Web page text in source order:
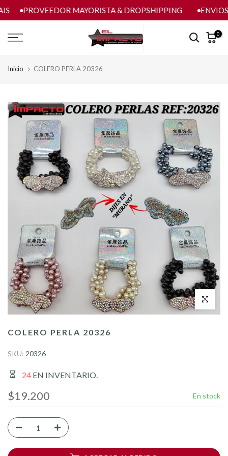
saltar
al
contenido
PROVEEDOR MAYORISTA & DROPSHIPPING ENVIOS
0
Inicio COLERO PERLA 20326
Click para
COLERO PERLA 20326
SKU: 20326
24 EN INVENTARIO.
$19.200 En stock